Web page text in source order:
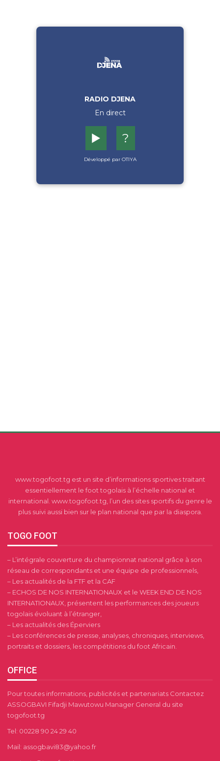
RADIO DJENA
En direct
▶️ ?
Développé par OTIYA
www.togofoot.tg est un site d’informations sportives traitant
essentiellement le foot togolais à l’échelle national et
international. www.togofoot.tg, l’un des sites sportifs du genre le
plus suivi aussi bien sur le plan national que par la diaspora.
TOGO FOOT
– L’intégrale couverture du championnat national grâce à son
réseau de correspondants et une équipe de professionnels,
– Les actualités de la FTF et la CAF
– ECHOS DE NOS INTERNATIONAUX et le WEEK END DE NOS
INTERNATIONAUX, présentent les performances des joueurs
togolais évoluant à l’étranger,
– Les actualités des Éperviers
– Les conférences de presse, analyses, chroniques, interviews,
portraits et dossiers, les compétitions du foot Africain.
OFFICE
Pour toutes informations, publicités et partenariats Contactez
ASSOGBAVI Fifadji Mawutowu Manager General du site
togofoot.tg
Tel: 00228 90 24 29 40
Mail: assogbavi83@yahoo.fr